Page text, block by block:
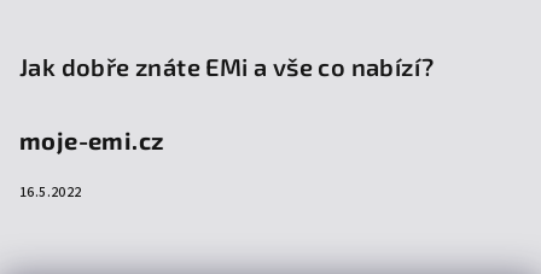
Jak dobře znáte EMi a vše co nabízí?
moje-emi.cz
16.5.2022